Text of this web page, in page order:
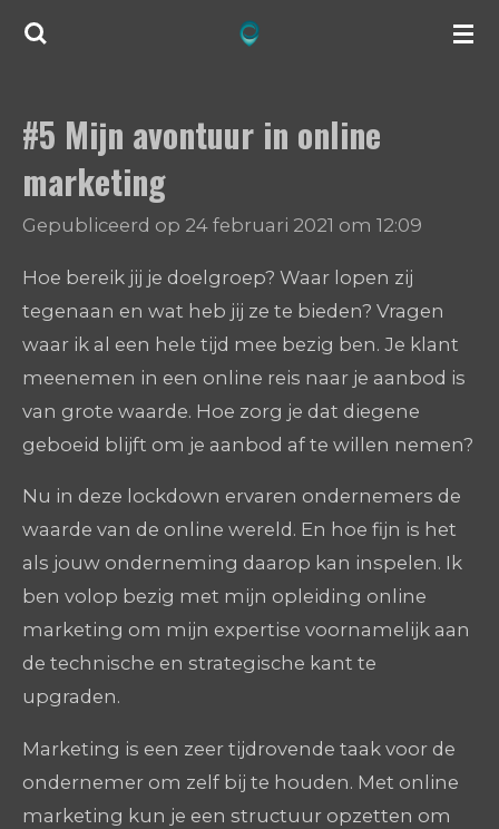
Ga
de
hoofdinhoud
#5 Mijn avontuur in online
marketing
Gepubliceerd op 24 februari 2021 om 12:09
Hoe bereik jij je doelgroep? Waar lopen zij
tegenaan en wat heb jij ze te bieden? Vragen
waar ik al een hele tijd mee bezig ben. Je klant
meenemen in een online reis naar je aanbod is
van grote waarde. Hoe zorg je dat diegene
geboeid blijft om je aanbod af te willen nemen?
Nu in deze lockdown ervaren ondernemers de
waarde van de online wereld. En hoe fijn is het
als jouw onderneming daarop kan inspelen. Ik
ben volop bezig met mijn opleiding online
marketing om mijn expertise voornamelijk aan
de technische en strategische kant te
upgraden.
Marketing is een zeer tijdrovende taak voor de
ondernemer om zelf bij te houden. Met online
marketing kun je een structuur opzetten om